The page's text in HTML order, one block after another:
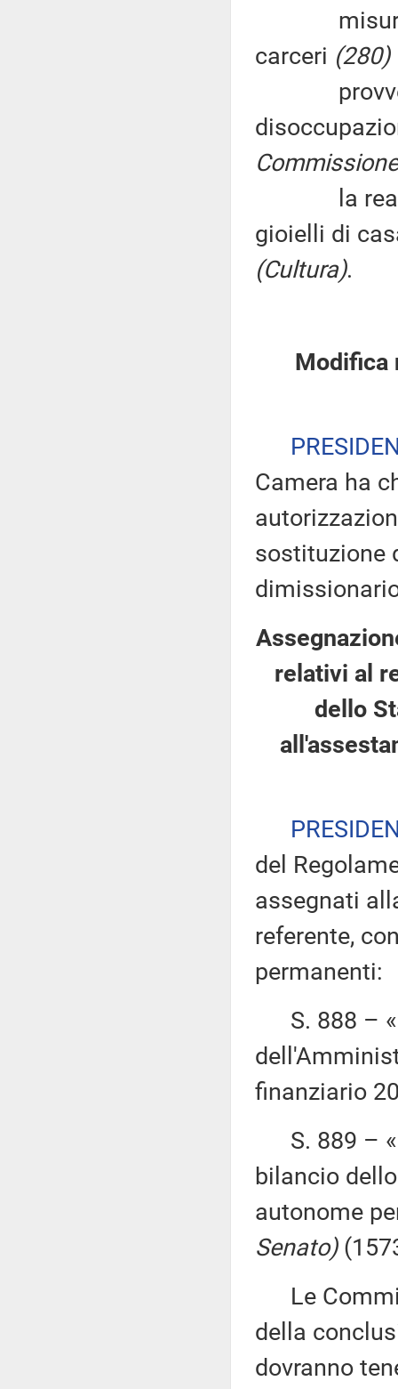
misure
carceri
la
gioielli di
(Cultura).
Modifica
Camera ha
sostituzione
relativi al
dello
del
assegnati
referente,
permanenti:
S. 888 –
finanziario
S. 889 –
bilancio
autonome
Senato)
Le
della
dovranno